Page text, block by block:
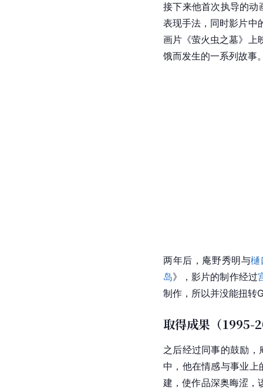
接下来他首次执导的动
表现手法，同时影片中
画片《萤火虫之墓》上
饿而发生的一系列故事
两年后，庵野秀明与樋
岛》，影片的制作经过
制作，所以并没能扭转
取得成果（1995-
之后经过同事的鼓励
中，他在情感与事业上
建，使作品深奥晦涩，